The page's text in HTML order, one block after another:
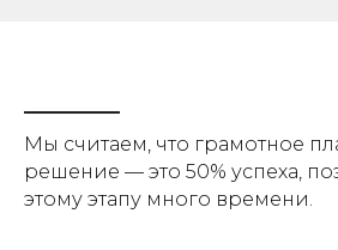
Мы считаем, что грамотное
решение — это 50% успеха,
этому этапу много времени.